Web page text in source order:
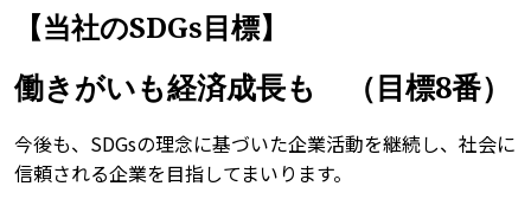
【当社のSDGs目標】
働きがいも経済成長も （目標8番）
今後も、SDGsの理念に基づいた企業活動を継続し、社会に
信頼される企業を目指してまいります。